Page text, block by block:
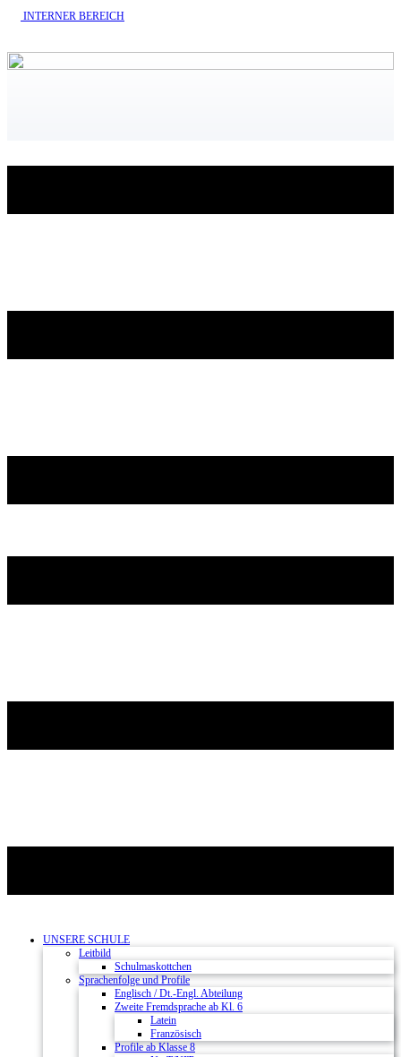
INTERNE​R BEREICH
UNSERE SCHULE
Leitbild
Schulmaskottchen
Sprachenfolge und Profile
Englisch / Dt.-Engl. Abteilung
Zweite Fremdsprache ab Kl. 6
Latein
Französisch
Profile ab Klasse 8